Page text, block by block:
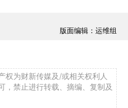
版面编辑：运维组
权为财新传媒及/或相关权利人
，禁止进行转载、摘编、复制及